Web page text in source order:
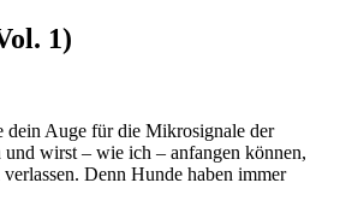
1)
dein Auge für die Mikrosignale der
wirst – wie ich – anfangen können,
Denn Hunde haben immer